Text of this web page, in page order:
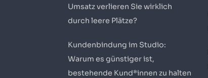
Umsatz verlieren Sie wirklich
durch leere Plätze?
Kundenbindung im Studio:
Warum es günstiger ist,
bestehende Kund*innen zu halten